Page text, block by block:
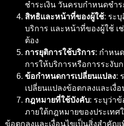
ชำระเงิน วันครบกำหนดชำ
สิทธิและหน้าที่ของผู้ใช้: ระ
บริการ และหน้าที่ของผู้ใช้ เ
ต้อง
การยุติการใช้บริการ: กำหน
การให้บริการหรือการระงับ
ข้อกำหนดการเปลี่ยนแปลง:
เปลี่ยนแปลงข้อตกลงและเงื่อ
กฎหมายที่ใช้บังคับ: ระบุว่า
ภายใต้กฎหมายของประเทศ
ข้อตกลงและเงื่อนไขเป็นสิ่งสำคัญ